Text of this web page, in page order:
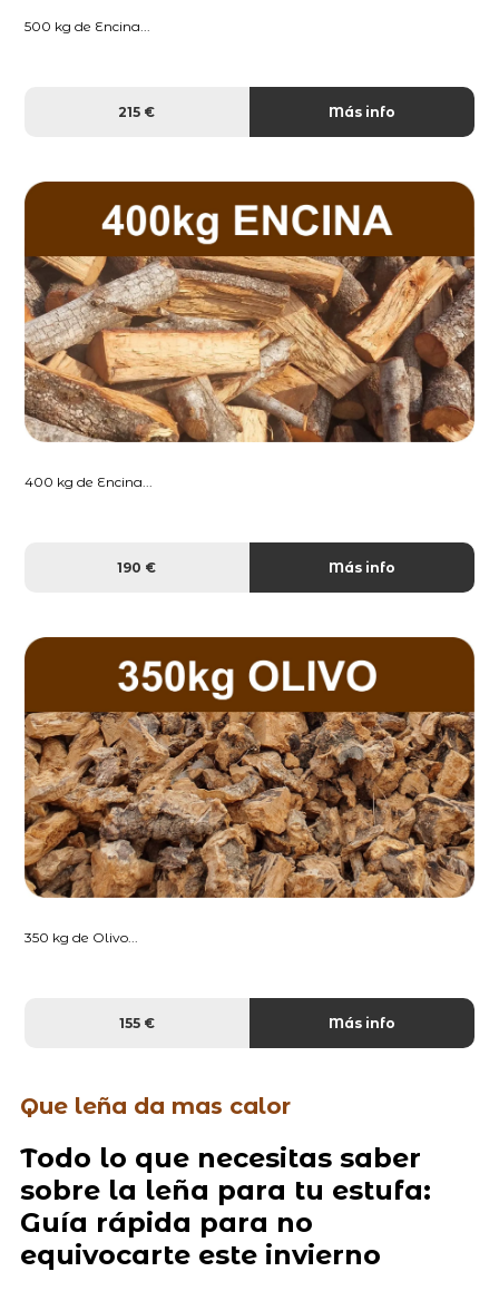
500 kg de Encina...
215 € Más info
400 kg de Encina...
190 € Más info
350 kg de Olivo...
155 € Más info
Que leña da mas calor
Todo lo que necesitas saber
sobre la leña para tu estufa:
Guía rápida para no
equivocarte este invierno